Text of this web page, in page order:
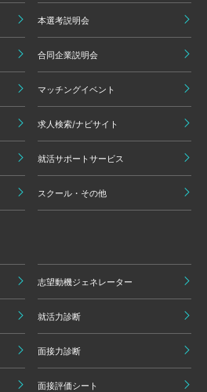
本選考説明会
合同企業説明会
マッチングイベント
求人検索/ナビサイト
就活サポートサービス
スクール・その他
志望動機ジェネレーター
就活力診断
面接力診断
面接評価シート